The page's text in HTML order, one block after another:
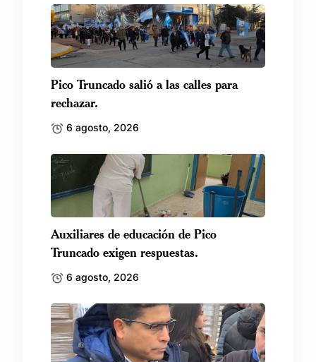
Pico Truncado salió a las calles para
rechazar.
6 agosto, 2026
Auxiliares de educación de Pico
Truncado exigen respuestas.
6 agosto, 2026